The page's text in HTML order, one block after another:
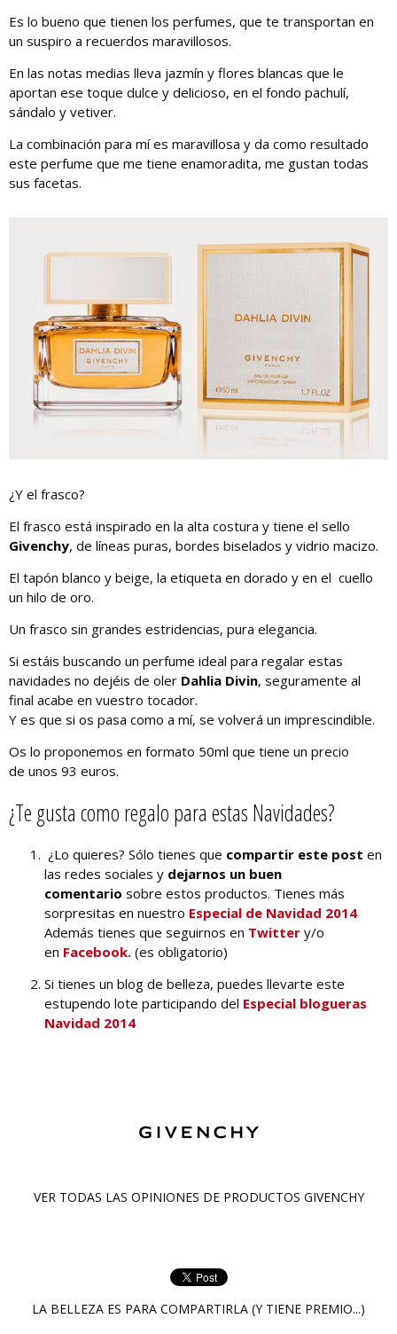
Es lo bueno que tienen los perfumes, que te transportan en
un suspiro a recuerdos maravillosos.
En las notas medias lleva jazmín y flores blancas que le
aportan ese toque dulce y delicioso, en el fondo pachulí,
sándalo y vetiver.
La combinación para mí es maravillosa y da como resultado
este perfume que me tiene enamoradita, me gustan todas
sus facetas.
¿Y el frasco?
El frasco está inspirado en la alta costura y tiene el sello
Givenchy, de líneas puras, bordes biselados y vidrio macizo.
El tapón blanco y beige, la etiqueta en dorado y en el cuello
un hilo de oro.
Un frasco sin grandes estridencias, pura elegancia.
Si estáis buscando un perfume ideal para regalar estas
navidades no dejéis de oler Dahlia Divin, seguramente al
final acabe en vuestro tocador.
Y es que si os pasa como a mí, se volverá un imprescindible.
Os lo proponemos en formato 50ml que tiene un precio
de unos 93 euros.
¿Te gusta como regalo para estas Navidades?
¿Lo quieres? Sólo tienes que compartir este post en
las redes sociales y dejarnos un buen
comentario sobre estos productos. Tienes más
sorpresitas en nuestro Especial de Navidad 2014
Además tienes que seguirnos en Twitter y/o
en Facebook. (es obligatorio)
Si tienes un blog de belleza, puedes llevarte este
estupendo lote participando del Especial blogueras
Navidad 2014
VER TODAS LAS OPINIONES DE PRODUCTOS GIVENCHY
LA BELLEZA ES PARA COMPARTIRLA (Y TIENE PREMIO...)